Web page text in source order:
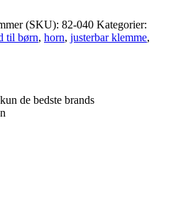
(SKU): 82-040 Kategorier:
til børn, horn, justerbar klemme,
de bedste brands